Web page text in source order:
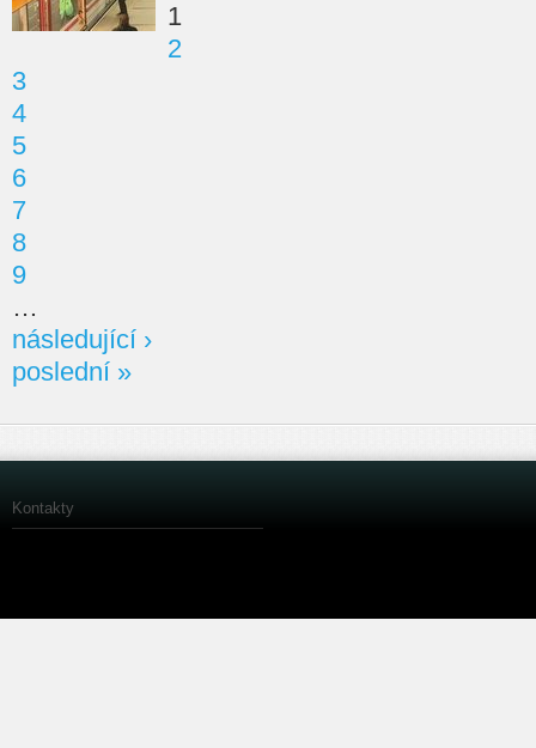
1
2
3
4
5
6
7
8
9
…
následující ›
poslední »
Kontakty